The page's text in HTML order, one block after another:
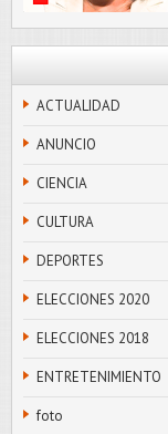
ACTUALIDAD
ANUNCIO
CIENCIA
CULTURA
DEPORTES
ELECCIONES 2020
ELECCIONES 2018
ENTRETENIMIENTO
foto